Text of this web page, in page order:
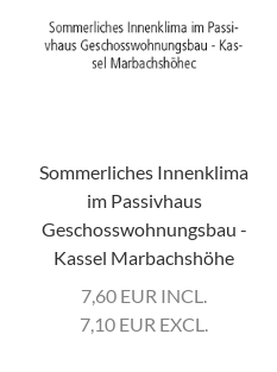
Sommerliches Innenklima
im Passivhaus
Geschosswohnungsbau -
Kassel Marbachshöhe
7,60 EUR INCL.
7,10 EUR EXCL.